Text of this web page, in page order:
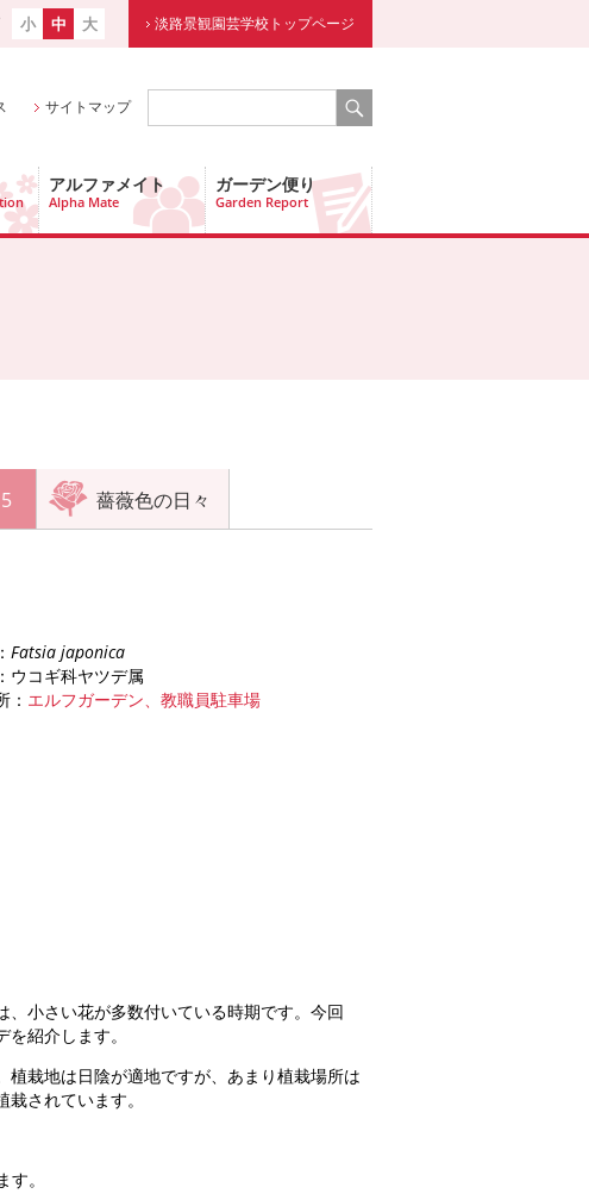
淡路景観園芸学校トップページ
小 中 大
アルファメイト
Alpha Mate
ガーデン便り
Garden Report
サイトマップ
5 薔薇色の日々
Fatsia japonica
コギ科ヤツデ属
： エルフガーデン、教職員駐車場
小さい花が多数付いている時期です。今回
紹介します。
栽地は日陰が適地ですが、あまり植栽場所は
されています。
。